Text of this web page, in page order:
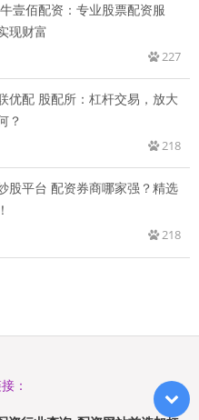
壹佰配资：专业股票配资服
现财富
227
优配 股配所：杠杆交易，放大
？
218
股平台 配资券商哪家强？精选
218
：